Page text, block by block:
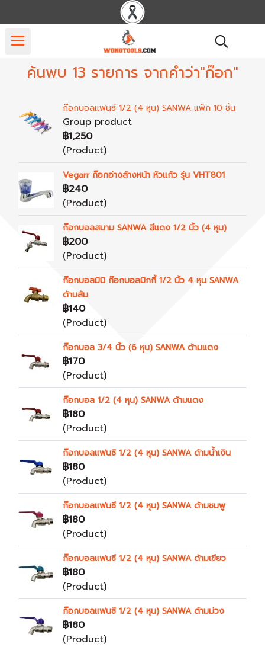
ค้นพบ 13 รายการ จากคำว่า"ก๊อก"
ก๊อกบอลแฟนซี 1/2 (4 หุน) SANWA แพ็ก 10 ชิ้น
Group product
฿1,250
(Product)
Vegarr ก๊อกอ่างล้างหน้า หัวแก้ว รุ่น VHT801
฿240
(Product)
ก๊อกบอลสนาม SANWA สีแดง 1/2 นิ้ว (4 หุน)
฿200
(Product)
ก๊อกบอลมินิ ก๊อกบอลมิกกี้ 1/2 นิ้ว 4 หุน SANWA
ด้ามส้ม
฿140
(Product)
ก๊อกบอล 3/4 นิ้ว (6 หุน) SANWA ด้ามแดง
฿170
(Product)
ก๊อกบอล 1/2 (4 หุน) SANWA ด้ามแดง
฿180
(Product)
ก๊อกบอลแฟนซี 1/2 (4 หุน) SANWA ด้ามน้ำเงิน
฿180
(Product)
ก๊อกบอลแฟนซี 1/2 (4 หุน) SANWA ด้ามชมพู
฿180
(Product)
ก๊อกบอลแฟนซี 1/2 (4 หุน) SANWA ด้ามเขียว
฿180
(Product)
ก๊อกบอลแฟนซี 1/2 (4 หุน) SANWA ด้ามม่วง
฿180
(Product)